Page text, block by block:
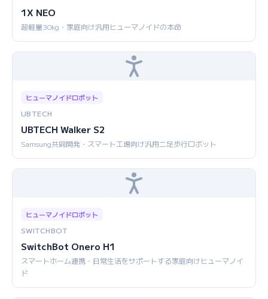
1X NEO
超軽量30kg・家庭向け汎用ヒューマノイドの本命
ヒューマノイドロボット
UBTECH
UBTECH Walker S2
Samsung共同開発・スマート工場向け汎用二足歩行ロボット
ヒューマノイドロボット
SWITCHBOT
SwitchBot Onero H1
スマートホーム連携・日常生活をサポートする家庭向けヒューマノイ
ド